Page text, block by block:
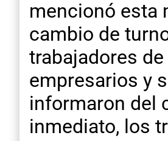
mencionó esta
cambio de
trabajadores
empresarios y
informaron del
inmediato, los